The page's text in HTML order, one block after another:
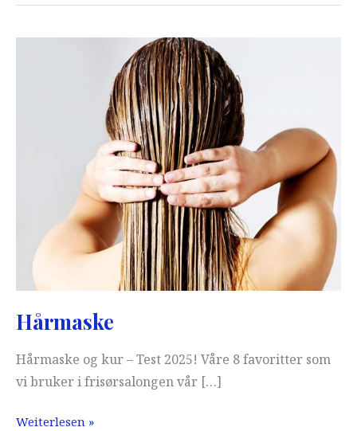
Hårmaske
Hårmaske og kur – Test 2025! Våre 8 favoritter som
vi bruker i frisørsalongen vår […]
Hårmaske
Weiterlesen »